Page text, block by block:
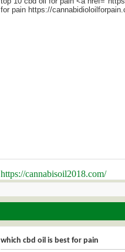
for pain https://
https://cannabisoil2018.com/
which cbd oil is best for pain